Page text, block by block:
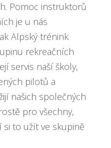
Pomoc instruktorů
je u nás
Alpský trénink
rekreačních
servis naší školy,
pilotů a
našich společných
pro všechny,
si to užít ve skupině